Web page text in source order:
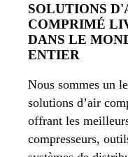
SOLUTIONS
COMPRIMÉ
DANS LE
ENTIER
Nous sommes un
solutions d’air
offrant les
compresseurs,